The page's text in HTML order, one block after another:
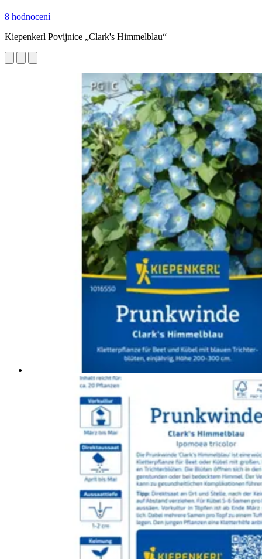
8 hodnocení
Kiepenkerl Povijnice „Clark's Himmelblau“